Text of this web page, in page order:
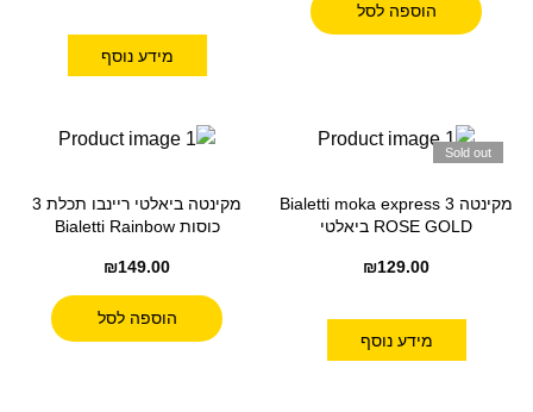
הוספה לסל
מידע נוסף
Sold out
מקינטה Bialetti moka express 3
ROSE GOLD ביאלטי
₪129.00
מידע נוסף
מקינטה ביאלטי ריינבו תכלת 3
כוסות Bialetti Rainbow
₪149.00
הוספה לסל